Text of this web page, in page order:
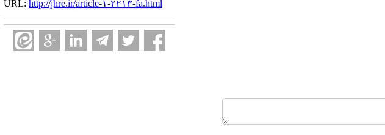
URL: http://jhre.ir/article-۱-۲۲۱۳-fa.html